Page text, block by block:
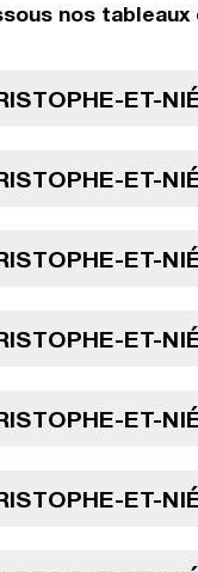
nos
ET-
ET-
ET-
ET-
ET-
ET-